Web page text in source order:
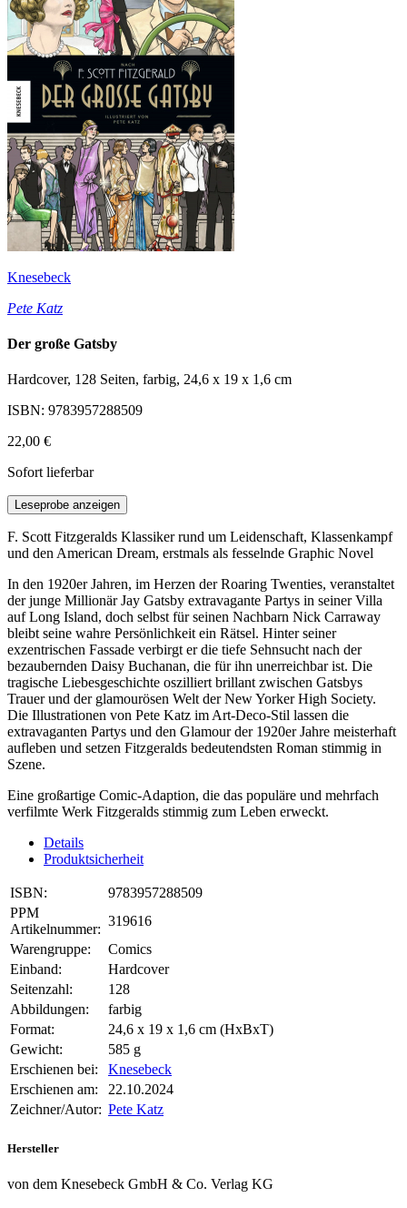
Knesebeck
Pete Katz
Der große Gatsby
Hardcover, 128 Seiten, farbig, 24,6 x 19 x 1,6 cm
ISBN: 9783957288509
22,00 €
Sofort lieferbar
Leseprobe anzeigen
F. Scott Fitzgeralds Klassiker rund um Leidenschaft, Klassenkampf
und den American Dream, erstmals als fesselnde Graphic Novel
In den 1920er Jahren, im Herzen der Roaring Twenties, veranstaltet
der junge Millionär Jay Gatsby extravagante Partys in seiner Villa
auf Long Island, doch selbst für seinen Nachbarn Nick Carraway
bleibt seine wahre Persönlichkeit ein Rätsel. Hinter seiner
exzentrischen Fassade verbirgt er die tiefe Sehnsucht nach der
bezaubernden Daisy Buchanan, die für ihn unerreichbar ist. Die
tragische Liebesgeschichte oszilliert brillant zwischen Gatsbys
Trauer und der glamourösen Welt der New Yorker High Society.
Die Illustrationen von Pete Katz im Art-Deco-Stil lassen die
extravaganten Partys und den Glamour der 1920er Jahre meisterhaft
aufleben und setzen Fitzgeralds bedeutendsten Roman stimmig in
Szene.
Eine großartige Comic-Adaption, die das populäre und mehrfach
verfilmte Werk Fitzgeralds stimmig zum Leben erweckt.
Details
Produktsicherheit
ISBN:
9783957288509
PPM
Artikelnummer:
319616
Warengruppe:
Comics
Einband:
Hardcover
Seitenzahl:
128
Abbildungen:
farbig
Format:
24,6 x 19 x 1,6 cm (HxBxT)
Gewicht:
585 g
Erschienen bei:
Knesebeck
Erschienen am:
22.10.2024
Zeichner/Autor: Pete Katz
Hersteller
von dem Knesebeck GmbH & Co. Verlag KG